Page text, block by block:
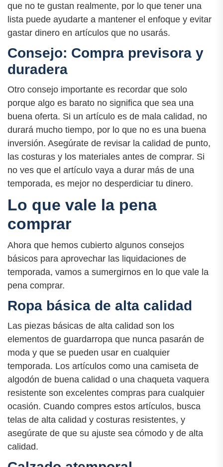
que no te gustan realmente, por lo que tener una
lista puede ayudarte a mantener el enfoque y evitar
gastar dinero en artículos que no usarás.
Consejo: Compra previsora y
duradera
Otro consejo importante es recordar que solo
porque algo es barato no significa que sea una
buena oferta. Si un artículo es de mala calidad, no
durará mucho tiempo, por lo que no es una buena
inversión. Asegúrate de revisar la calidad de punto,
las costuras y los materiales antes de comprar. Si
no ves que el artículo vaya a durar más de una
temporada, es mejor no desperdiciar tu dinero.
Lo que vale la pena
comprar
Ahora que hemos cubierto algunos consejos
básicos para aprovechar las liquidaciones de
temporada, vamos a sumergirnos en lo que vale la
pena comprar.
Ropa básica de alta calidad
Las piezas básicas de alta calidad son los
elementos de guardarropa que nunca pasarán de
moda y que se pueden usar en cualquier
temporada. Los artículos como una camiseta de
algodón de buena calidad o una chaqueta vaquera
resistente son excelentes compras para cualquier
ocasión. Cuando compres estos artículos, busca
telas de alta calidad y costuras resistentes, y
asegúrate de que su ajuste sea cómodo y de alta
calidad.